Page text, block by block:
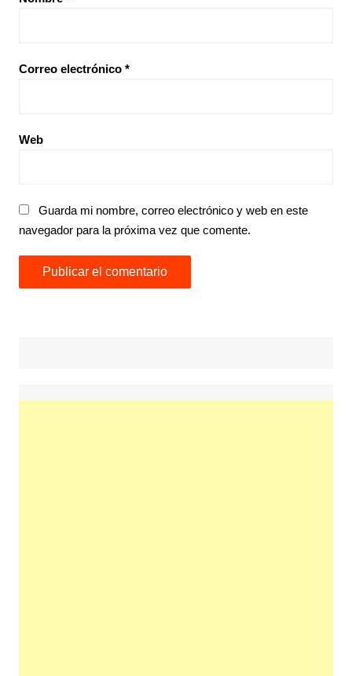
Correo electrónico *
Web
Guarda mi nombre, correo electrónico y web en este
navegador para la próxima vez que comente.